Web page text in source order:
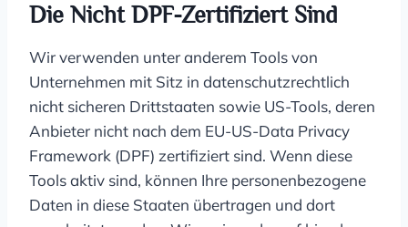
Die Nicht DPF-Zertifiziert Sind
Wir verwenden unter anderem Tools von
Unternehmen mit Sitz in datenschutzrechtlich
nicht sicheren Drittstaaten sowie US-Tools, deren
Anbieter nicht nach dem EU-US-Data Privacy
Framework (DPF) zertifiziert sind. Wenn diese
Tools aktiv sind, können Ihre personenbezogene
Daten in diese Staaten übertragen und dort